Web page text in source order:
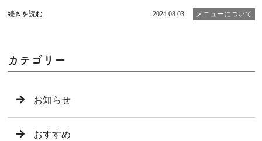
続きを読む 2024.08.03 メニューについて
カテゴリー
お知らせ
おすすめ